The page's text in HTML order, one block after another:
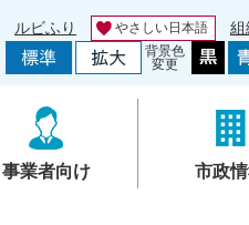
ルビふり やさしい日本語 組
背景色
変更
事業者向け 市政